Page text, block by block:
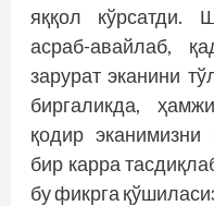
яққол кўрсатди.
асраб-авайлаб,
зарурат эканини
биргаликда,
қодир
бир карра
бу фикрга